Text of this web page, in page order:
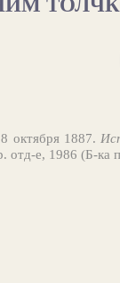
октября 1887.
отд-е, 1986 (Б-ка